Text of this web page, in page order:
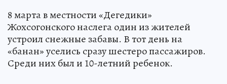
8 марта в местности «Дегедики»
Жохсогонского наслега один из жителей
устроил снежные забавы. В тот день на
«банан» уселись сразу шестеро пассажиров.
Среди них был и 10-летний ребенок.